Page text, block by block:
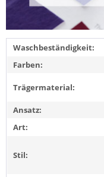
Waschbeständigkeit:
Farben:
Trägermaterial:
Ansatz:
Art:
Stil: